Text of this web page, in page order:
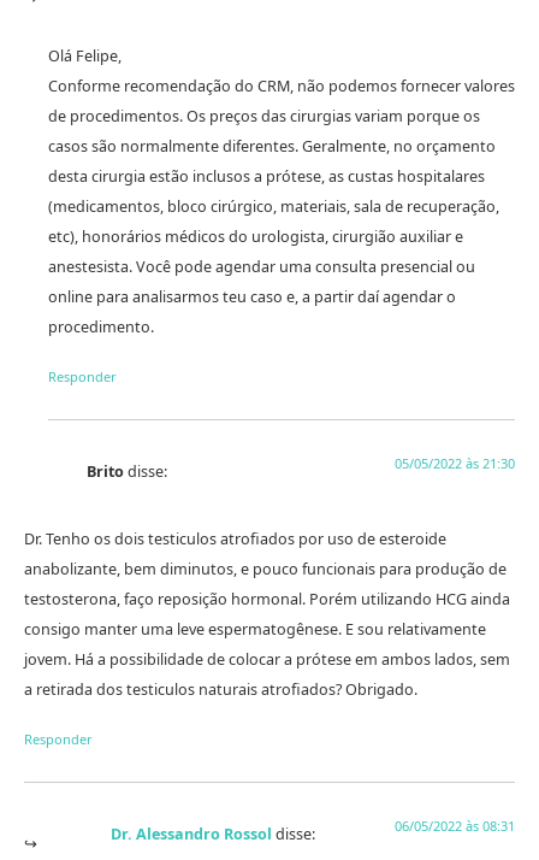
Olá Felipe,
Conforme recomendação do CRM, não podemos fornecer valores
de procedimentos. Os preços das cirurgias variam porque os
casos são normalmente diferentes. Geralmente, no orçamento
desta cirurgia estão inclusos a prótese, as custas hospitalares
(medicamentos, bloco cirúrgico, materiais, sala de recuperação,
etc), honorários médicos do urologista, cirurgião auxiliar e
anestesista. Você pode agendar uma consulta presencial ou
online para analisarmos teu caso e, a partir daí agendar o
procedimento.
Responder
Britodisse: 05/05/2022 às 21:30
Dr. Tenho os dois testiculos atrofiados por uso de esteroide
anabolizante, bem diminutos, e pouco funcionais para produção de
testosterona, faço reposição hormonal. Porém utilizando HCG ainda
consigo manter uma leve espermatogênese. E sou relativamente
jovem. Há a possibilidade de colocar a prótese em ambos lados, sem
a retirada dos testiculos naturais atrofiados? Obrigado.
Responder
Dr. Alessandro Rossol disse: 06/05/2022 às 08:31